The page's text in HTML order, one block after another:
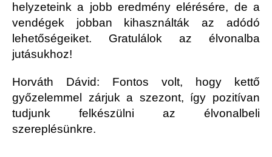
helyzeteink a jobb eredmény elérésére, de a
vendégek jobban kihasználták az adódó
lehetőségeiket. Gratulálok az élvonalba
jutásukhoz!
Horváth Dávid: Fontos volt, hogy kettő
győzelemmel zárjuk a szezont, így pozitívan
tudjunk felkészülni az élvonalbeli
szereplésünkre.